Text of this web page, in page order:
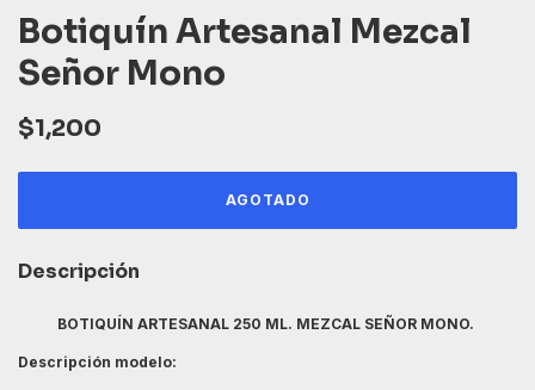
Botiquín Artesanal Mezcal
Señor Mono
$1,200
Descripción
BOTIQUÍN ARTESANAL 250 ML. MEZCAL SEÑOR MONO.
Descripción modelo: